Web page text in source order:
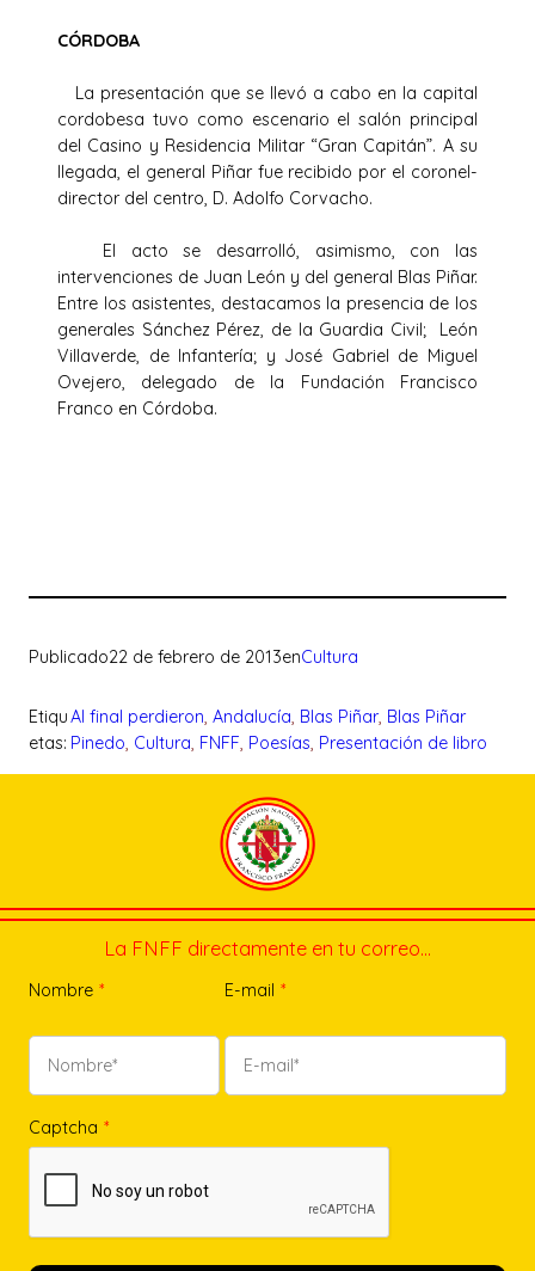
CÓRDOBA
La presentación que se llevó a cabo en la capital
cordobesa tuvo como escenario el salón principal
del Casino y Residencia Militar “Gran Capitán”. A su
llegada, el general Piñar fue recibido por el coronel-
director del centro, D. Adolfo Corvacho.
El acto se desarrolló, asimismo, con las
intervenciones de Juan León y del general Blas Piñar.
Entre los asistentes, destacamos la presencia de los
generales Sánchez Pérez, de la Guardia Civil; León
Villaverde, de Infantería; y José Gabriel de Miguel
Ovejero, delegado de la Fundación Francisco
Franco en Córdoba.
Publicado22 de febrero de 2013enCultura
Etiqu
etas:
Al final perdieron, Andalucía, Blas Piñar, Blas Piñar
Pinedo, Cultura, FNFF, Poesías, Presentación de libro
La FNFF directamente en tu correo…
Nombre * E-mail *
Captcha *